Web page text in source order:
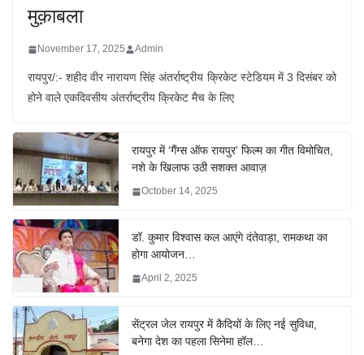
मुक़ाबला
November 17, 2025 Admin
रायपुर/:- शहीद वीर नारायण सिंह अंतर्राष्ट्रीय क्रिकेट स्टेडियम में 3 दिसंबर को
होने वाले एकदिवसीय अंतर्राष्ट्रीय क्रिकेट मैच के लिए
रायपुर में ‘गैंग्स ऑफ रायपुर’ फिल्म का गीत विमोचित,
नशे के खिलाफ उठी सशक्त आवाज़
October 14, 2025
डॉ. कुमार विश्वास कल आएंगे दंतेवाड़ा, रामकथा का
होगा आयोजन…
April 2, 2025
सेंट्रल जेल रायपुर में कैदियों के लिए नई सुविधा,
बनेगा देश का पहला सिनेमा हॉल…